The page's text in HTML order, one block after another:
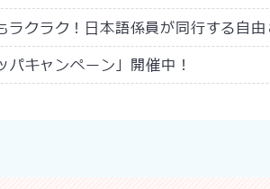
ラクラク！日本語係員が同行する自
パキャンペーン」開催中！